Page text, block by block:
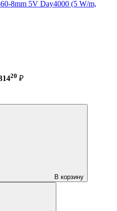
8mm 5V Day4000 (5 W/m,
20 ₽
В корзину